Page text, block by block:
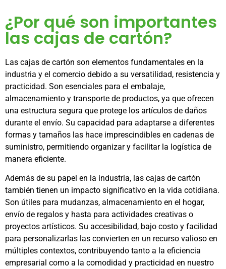
¿Por qué son importantes
las cajas de cartón?
Las cajas de cartón son elementos fundamentales en la
industria y el comercio debido a su versatilidad, resistencia y
practicidad. Son esenciales para el embalaje,
almacenamiento y transporte de productos, ya que ofrecen
una estructura segura que protege los artículos de daños
durante el envío. Su capacidad para adaptarse a diferentes
formas y tamaños las hace imprescindibles en cadenas de
suministro, permitiendo organizar y facilitar la logística de
manera eficiente.
Además de su papel en la industria, las cajas de cartón
también tienen un impacto significativo en la vida cotidiana.
Son útiles para mudanzas, almacenamiento en el hogar,
envío de regalos y hasta para actividades creativas o
proyectos artísticos. Su accesibilidad, bajo costo y facilidad
para personalizarlas las convierten en un recurso valioso en
múltiples contextos, contribuyendo tanto a la eficiencia
empresarial como a la comodidad y practicidad en nuestro